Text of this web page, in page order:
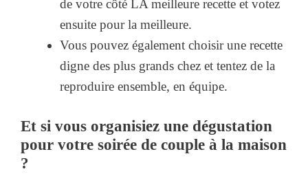
de votre côté LA meilleure recette et votez
ensuite pour la meilleure.
Vous pouvez également choisir une recette
digne des plus grands chez et tentez de la
reproduire ensemble, en équipe.
Et si vous organisiez une dégustation
pour votre soirée de couple à la maison
?